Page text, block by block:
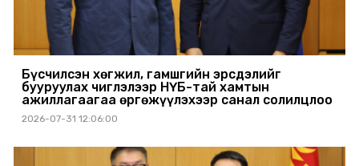
Бүсчилсэн хөгжил, гамшгийн эрсдэлийг
бууруулах чиглэлээр НҮБ-тай хамтын
ажиллагаагаа өргөжүүлэхээр санал солилцлоо
2026-07-31 12:06:00